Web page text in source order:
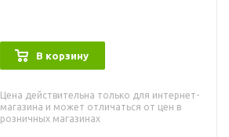
В корзину
Цена действительна только для интернет-
магазина и может отличаться от цен в
розничных магазинах